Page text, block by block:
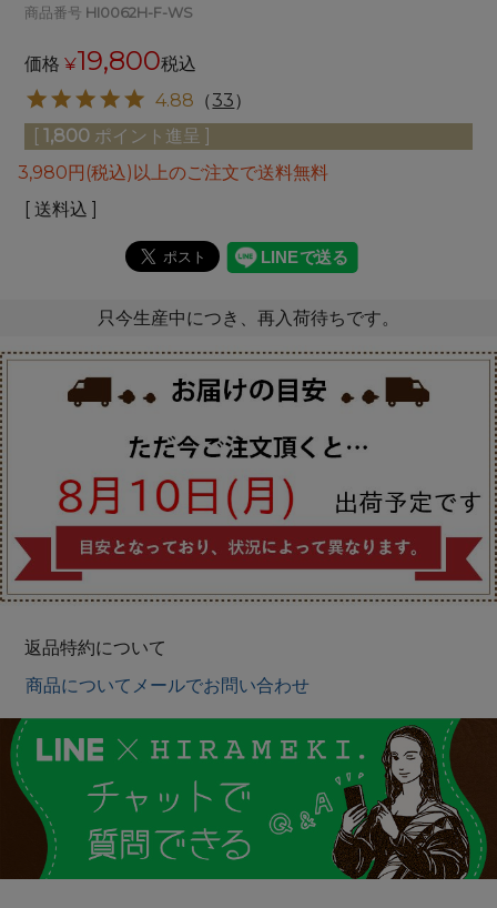
商品番号 HI0062H-F-WS
価格 ¥19,800税込
4.88 （33）
[ 1,800 ポイント進呈 ]
3,980円(税込)以上のご注文で送料無料
送料込
只今生産中につき、再入荷待ちです。
返品特約について
商品についてメールでお問い合わせ